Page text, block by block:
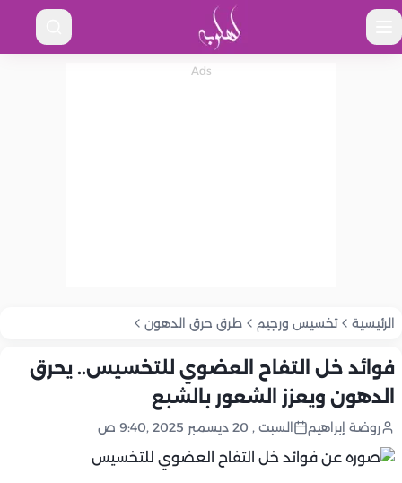
الرئيسية تخسيس ورجيم طرق حرق الدهون
فوائد خل التفاح العضوي للتخسيس.. يحرق
الدهون ويعزز الشعور بالشبع
روضة إبراهيم السبت , 20 ديسمبر 2025 ,9:40 ص